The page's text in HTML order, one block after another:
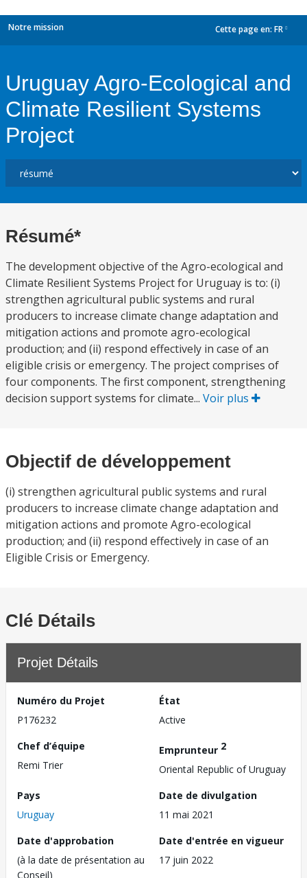
Notre mission Cette page en: FR
Uruguay Agro-Ecological and
Climate Resilient Systems
Project
Résumé*
The development objective of the Agro-ecological and
Climate Resilient Systems Project for Uruguay is to: (i)
strengthen agricultural public systems and rural
producers to increase climate change adaptation and
mitigation actions and promote agro-ecological
production; and (ii) respond effectively in case of an
eligible crisis or emergency. The project comprises of
four components. The first component, strengthening
decision support systems for climate... Voir plus
Objectif de développement
(i) strengthen agricultural public systems and rural
producers to increase climate change adaptation and
mitigation actions and promote Agro-ecological
production; and (ii) respond effectively in case of an
Eligible Crisis or Emergency.
Clé Détails
Projet Détails
Numéro du Projet
P176232
État
Active
Chef d’équipe
Remi Trier
Emprunteur 2
Oriental Republic of Uruguay
Pays
Uruguay
Date de divulgation
11 mai 2021
Date d'approbation
(à la date de présentation au
Conseil)
Date d'entrée en vigueur
17 juin 2022